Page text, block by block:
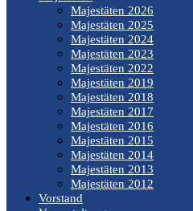
Majestäten 2026
Majestäten 2025
Majestäten 2024
Majestäten 2023
Majestäten 2022
Majestäten 2019
Majestäten 2018
Majestäten 2017
Majestäten 2016
Majestäten 2015
Majestäten 2014
Majestäten 2013
Majestäten 2012
Vorstand